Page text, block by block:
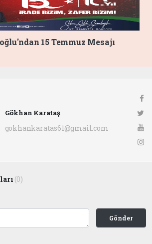
15 Temmuz Mesajı
Gökhan Karataş
gokhankaratas61@gmail.com
(0)
Gönder